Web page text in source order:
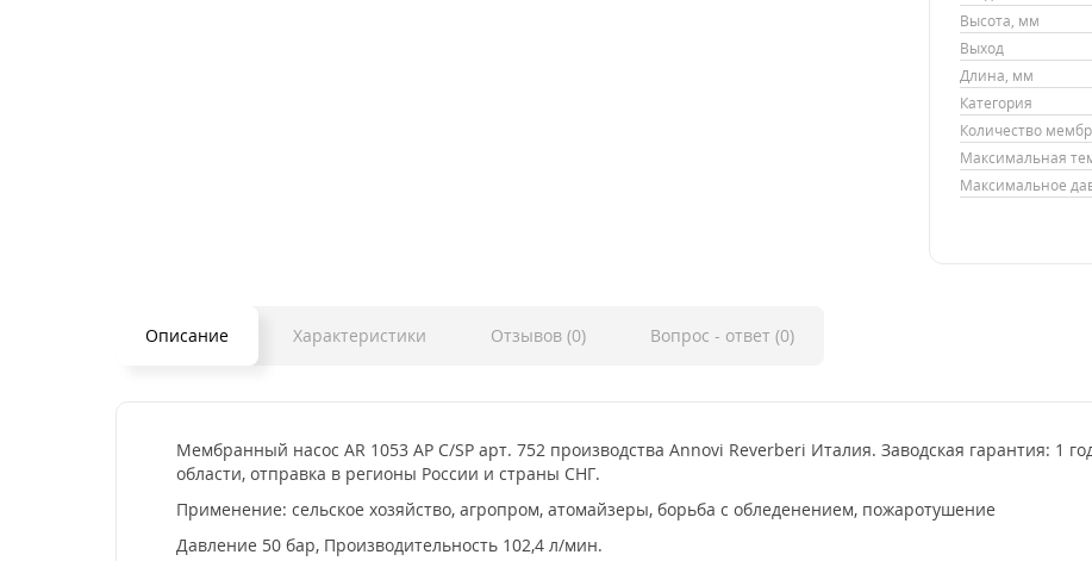
Высота, мм
Выход
Длина, мм
Категория
Количество
Максимальная
Максимальное
Описание Характеристики Отзывов (0) Вопрос - ответ (0)
Мембранный насос AR 1053 AP C/SP арт. 752 производства Annovi Reverberi Италия. Заводская гарантия: 1
области, отправка в регионы России и страны СНГ.
Применение: сельское хозяйство, агропром, атомайзеры, борьба с обледенением, пожаротушение
Давление 50 бар, Производительность 102,4 л/мин.